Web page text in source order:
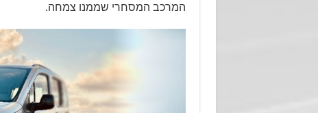
המרכב המסחרי שממנו צמחה.